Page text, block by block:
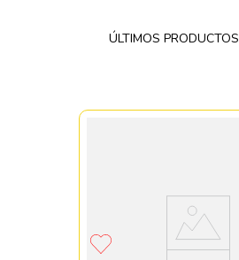
ÚLTIMOS PRODUCTOS